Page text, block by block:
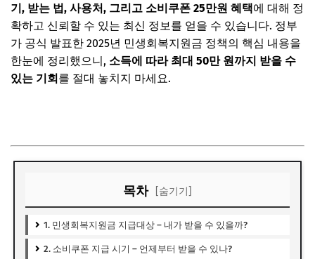
기, 받는 법, 사용처, 그리고 소비쿠폰 25만원 혜택에 대해 정
확하고 신뢰할 수 있는 최신 정보를 얻을 수 있습니다. 정부
가 공식 발표한 2025년 민생회복지원금 정책의 핵심 내용을
한눈에 정리했으니, 소득에 따라 최대 50만 원까지 받을 수
있는 기회를 절대 놓치지 마세요.
목차 [숨기기]
1. 민생회복지원금 지급대상 – 내가 받을 수 있을까?
2. 소비쿠폰 지급 시기 – 언제부터 받을 수 있나?